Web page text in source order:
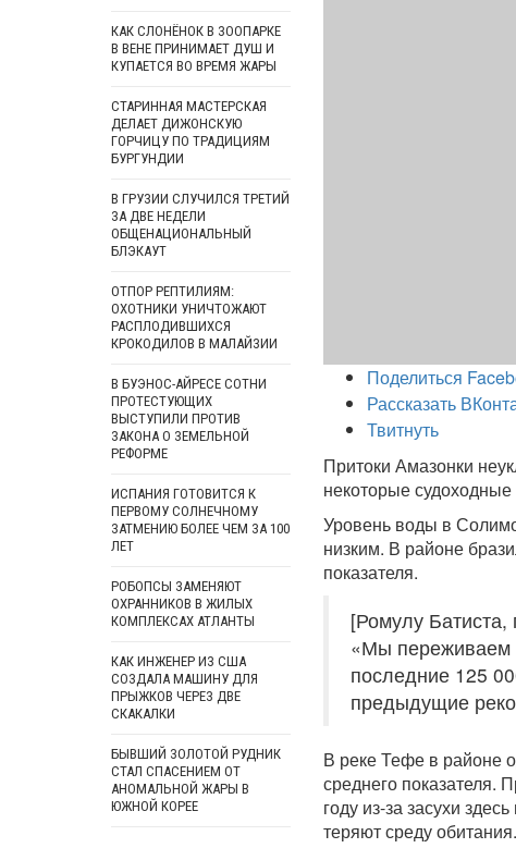
Поделиться
Рассказать
Твитнуть
Притоки Амазонки
некоторые судоходные
Уровень воды в
низким. В районе
показателя.
[Ромулу
«Мы переживаем
последние 125
предыдущие
В реке Тефе в районе
среднего показателя.
году из-за засухи
теряют среду обитания.
КАК СЛОНЁНОК В ЗООПАРКЕ
В ВЕНЕ ПРИНИМАЕТ ДУШ И
КУПАЕТСЯ ВО ВРЕМЯ ЖАРЫ
СТАРИННАЯ МАСТЕРСКАЯ
ДЕЛАЕТ ДИЖОНСКУЮ
ГОРЧИЦУ ПО ТРАДИЦИЯМ
БУРГУНДИИ
В ГРУЗИИ СЛУЧИЛСЯ ТРЕТИЙ
ЗА ДВЕ НЕДЕЛИ
ОБЩЕНАЦИОНАЛЬНЫЙ
БЛЭКАУТ
ОТПОР РЕПТИЛИЯМ:
ОХОТНИКИ УНИЧТОЖАЮТ
РАСПЛОДИВШИХСЯ
КРОКОДИЛОВ В МАЛАЙЗИИ
В БУЭНОС-АЙРЕСЕ СОТНИ
ПРОТЕСТУЮЩИХ
ВЫСТУПИЛИ ПРОТИВ
ЗАКОНА О ЗЕМЕЛЬНОЙ
РЕФОРМЕ
ИСПАНИЯ ГОТОВИТСЯ К
ПЕРВОМУ СОЛНЕЧНОМУ
ЗАТМЕНИЮ БОЛЕЕ ЧЕМ ЗА 100
ЛЕТ
РОБОПСЫ ЗАМЕНЯЮТ
ОХРАННИКОВ В ЖИЛЫХ
КОМПЛЕКСАХ АТЛАНТЫ
КАК ИНЖЕНЕР ИЗ США
СОЗДАЛА МАШИНУ ДЛЯ
ПРЫЖКОВ ЧЕРЕЗ ДВЕ
СКАКАЛКИ
БЫВШИЙ ЗОЛОТОЙ РУДНИК
СТАЛ СПАСЕНИЕМ ОТ
АНОМАЛЬНОЙ ЖАРЫ В
ЮЖНОЙ КОРЕЕ